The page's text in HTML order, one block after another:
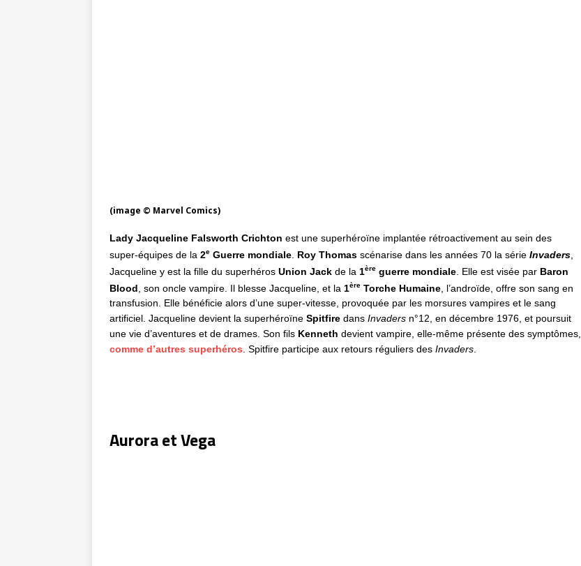
(image © Marvel Comics)
Lady Jacqueline Falsworth Crichton est une superhéroïne implantée rétroactivement au sein des
super-équipes de la 2e Guerre mondiale Roy Thomas scénarise dans les années 70 la série Invaders
Jacqueline y est la fille du superhéros Union Jack de la 1ère guerre mondiale . Elle est visée par Baron
Blood , son oncle vampire. Il blesse Jacqueline, et la 1ère Torche Humaine , l’androïde, offre son sang en
transfusion. Elle bénéficie alors d’une super-vitesse, provoquée par les morsures vampires et le sang
artificiel. Jacqueline devient la superhéroïne Spitfire dans Invaders n°12, en décembre 1976, et poursuit
une vie d’aventures et de drames. Son fils Kenneth devient vampire, elle-même présente des symptômes,
comme d’autres superhéros. Spitfire participe aux retours réguliers des Invaders.
Aurora et Vega